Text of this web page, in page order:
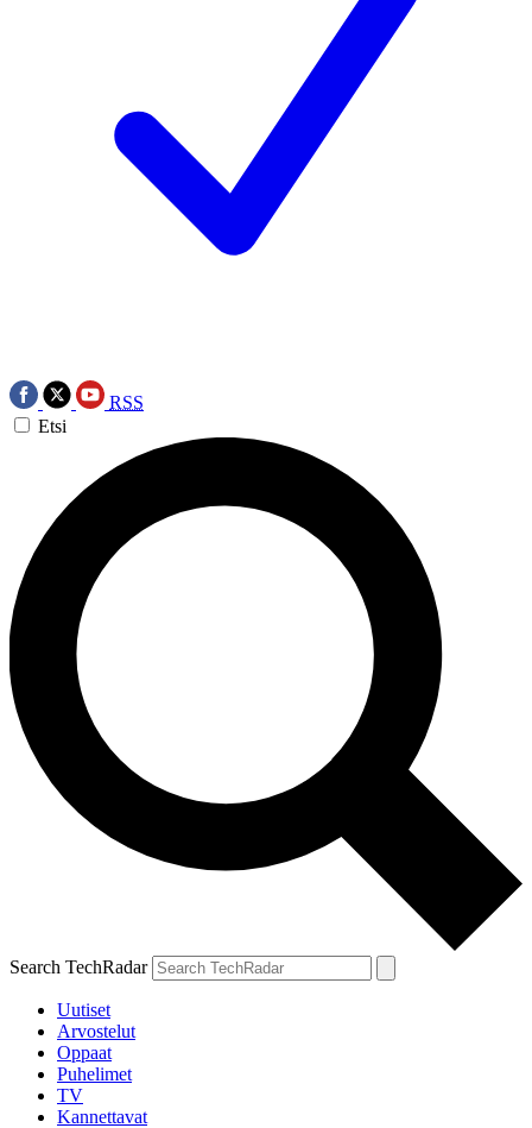
RSS
Etsi
Search TechRadar
Uutiset
Arvostelut
Oppaat
Puhelimet
TV
Kannettavat